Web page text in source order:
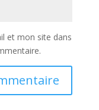
et mon site dans